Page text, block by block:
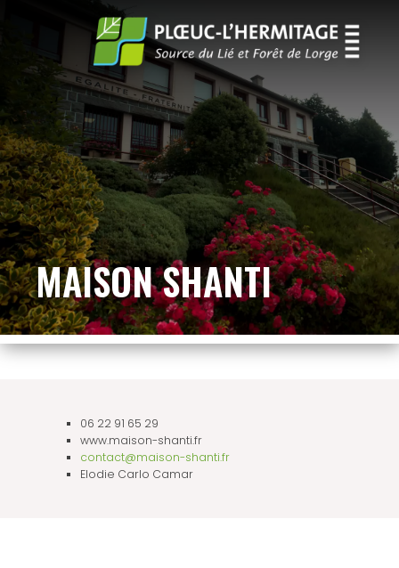
MAISON SHANTI
06 22 91 65 29
www.maison-shanti.fr
contact@maison-shanti.fr
Elodie Carlo Camar